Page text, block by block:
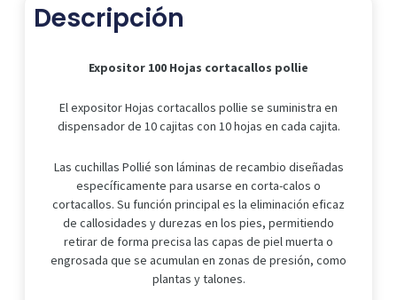
Descripción
Expositor 100 Hojas cortacallos pollie
El expositor Hojas cortacallos pollie se suministra en
dispensador de 10 cajitas con 10 hojas en cada cajita.
Las cuchillas Pollié son láminas de recambio diseñadas
específicamente para usarse en corta-calos o
cortacallos. Su función principal es la eliminación eficaz
de callosidades y durezas en los pies, permitiendo
retirar de forma precisa las capas de piel muerta o
engrosada que se acumulan en zonas de presión, como
plantas y talones.